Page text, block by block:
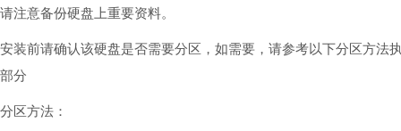
请注意备份硬盘上重要资料。
安装前请确认该硬盘是否需要分区，如需要，请参考以下分区方法
部分
分区方法：